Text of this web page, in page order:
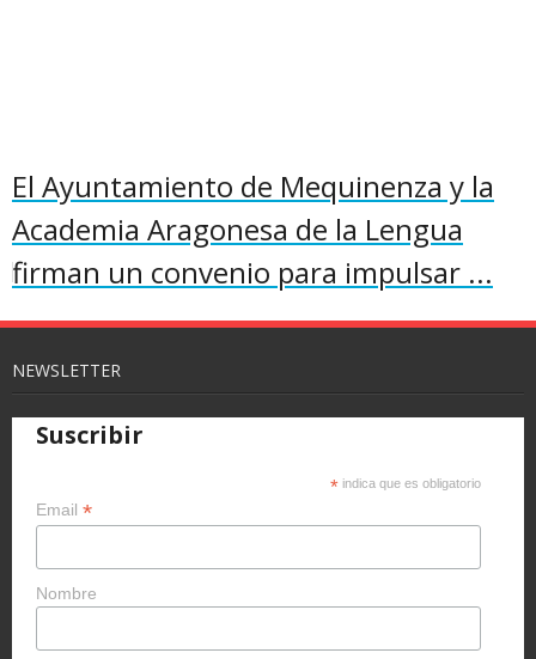
El Ayuntamiento de Mequinenza y la
Academia Aragonesa de la Lengua
firman un convenio para impulsar ...
NEWSLETTER
Suscribir
* indica que es obligatorio
Email *
Nombre